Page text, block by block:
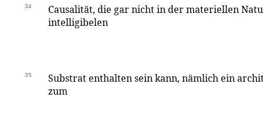
34
Causalität, die gar nicht in der materiellen
intelligibelen
35
Substrat enthalten sein kann, nämlich ein
zum